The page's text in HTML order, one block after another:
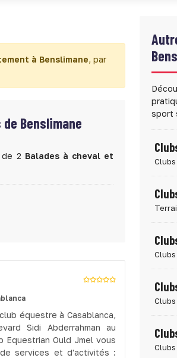
à Benslimane, par
Benslimane
de 2 Balades à cheval et
équestre à Casablanca,
Sidi Abderrahman au
Equestrian Ould Jmel vous
services et d'activités :
sport